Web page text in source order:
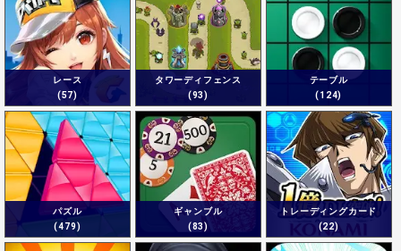
レース
(57)
タワーディフェンス
(93)
テーブル
(124)
パズル
(479)
ギャンブル
(83)
トレーディングカード
(22)